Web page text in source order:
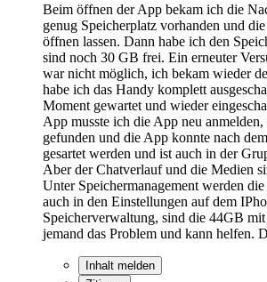
Beim öffnen der App bekam ich die
genug Speicherplatz vorhanden und
öffnen lassen. Dann habe ich den
sind noch 30 GB frei. Ein erneuter
war nicht möglich, ich bekam wieder
habe ich das Handy komplett
Moment gewartet und wieder
App musste ich die App neu
gefunden und die App konnte nach
gesartet werden und ist auch in der
Aber der Chatverlauf und die Medien
Unter Speichermanagement werden
auch in den Einstellungen auf dem
Speicherverwaltung, sind die 44GB
jemand das Problem und kann helfen.
Inhalt melden